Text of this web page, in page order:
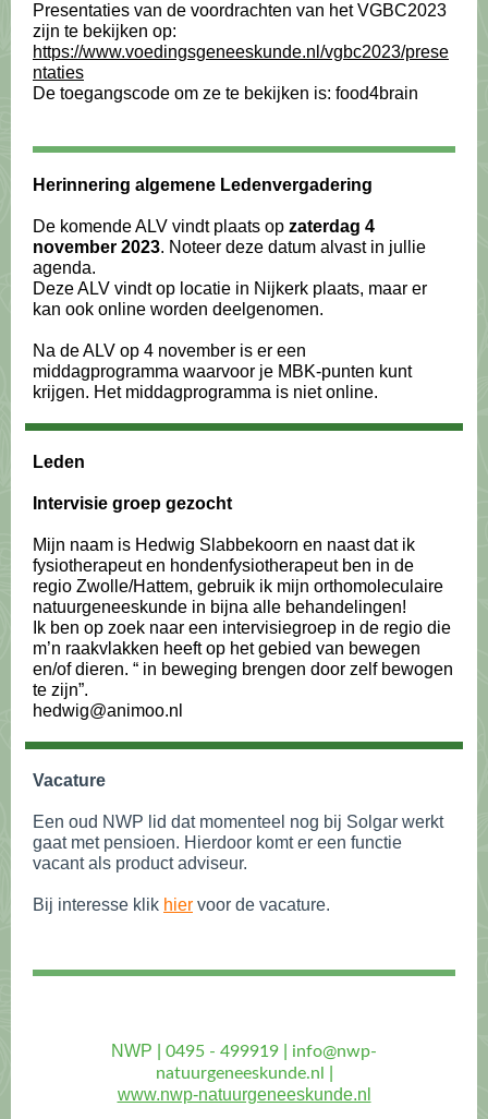
Presentaties van de voordrachten van het VGBC2023
zijn te bekijken op:
https://www.voedingsgeneeskunde.nl/vgbc2023/prese
ntaties
De toegangscode om ze te bekijken is: food4brain
Herinnering algemene Ledenvergadering
De komende ALV vindt plaats op zaterdag 4
november 2023. Noteer deze datum alvast in jullie
agenda.
Deze ALV vindt op locatie in Nijkerk plaats, maar er
kan ook online worden deelgenomen.
Na de ALV op 4 november is er een
middagprogramma waarvoor je MBK-punten kunt
krijgen. Het middagprogramma is niet online.
Leden
Intervisie groep gezocht
Mijn naam is Hedwig Slabbekoorn en naast dat ik
fysiotherapeut en hondenfysiotherapeut ben in de
regio Zwolle/Hattem, gebruik ik mijn orthomoleculaire
natuurgeneeskunde in bijna alle behandelingen!
Ik ben op zoek naar een intervisiegroep in de regio die
m’n raakvlakken heeft op het gebied van bewegen
en/of dieren. “ in beweging brengen door zelf bewogen
te zijn”.
hedwig@animoo.nl
Vacature
Een oud NWP lid dat momenteel nog bij Solgar werkt
gaat met pensioen. Hierdoor komt er een functie
vacant als product adviseur.
Bij interesse klik hier voor de vacature.
NWP | 0495 - 499919
info@nwp-
natuurgeneeskunde.nl
www.nwp-natuurgeneeskunde.nl